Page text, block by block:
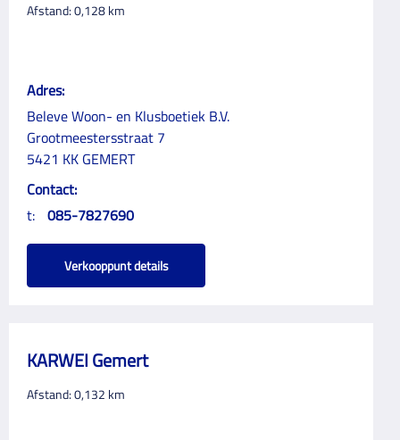
Afstand:0,128km
Adres:
Beleve Woon- en Klusboetiek B.V.
Grootmeestersstraat 7
5421 KK GEMERT
Contact:
t: 085-7827690
Verkooppunt details
KARWEI Gemert
Afstand:0,132 km